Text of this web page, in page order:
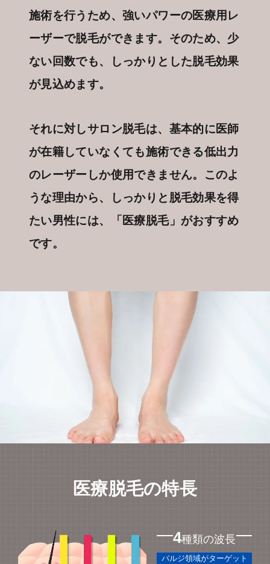
施術を行うため、強いパワーの医療用レ
ーザーで脱毛ができます。そのため、少
ない回数でも、しっかりとした脱毛効果
が見込めます。
それに対しサロン脱毛は、基本的に医師
が在籍していなくても施術できる低出力
のレーザーしか使用できません。このよ
うな理由から、しっかりと脱毛効果を得
たい男性には、「医療脱毛」がおすすめ
です。
医療脱毛の特長
4種類の波長
バルジ領域がターゲット